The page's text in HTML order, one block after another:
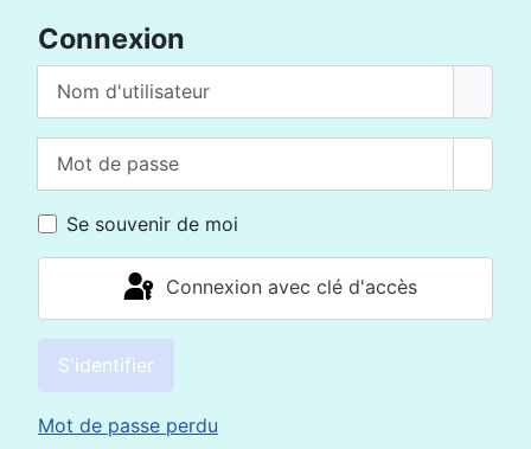
Connexion
Se souvenir de moi
Connexion avec clé d'accès
S'identifier
Mot de passe perdu